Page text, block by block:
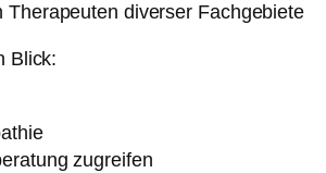
diverser Fachgebiete
Blick:
zugreifen